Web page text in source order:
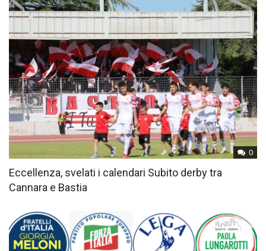
0
Eccellenza, svelati i calendari Subito derby tra
Cannara e Bastia